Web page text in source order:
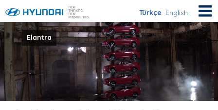
Türkçe English
Elantra